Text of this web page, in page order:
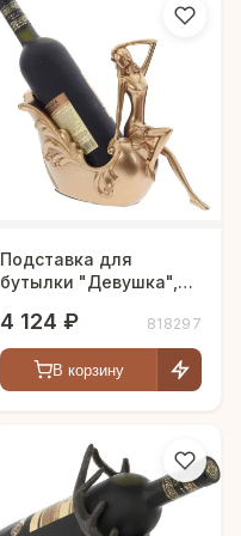
Подставка для
бутылки "Девушка",
4 124 ₽ 818297
В корзину